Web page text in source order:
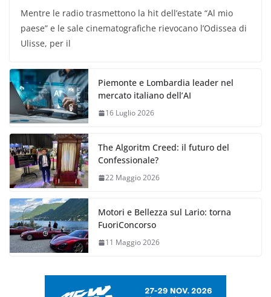
Mentre le radio trasmettono la hit dell’estate “Al mio
paese” e le sale cinematografiche rievocano l’Odissea di
Ulisse, per il
Piemonte e Lombardia leader nel
mercato italiano dell’AI
16 Luglio 2026
The Algoritm Creed: il futuro del
Confessionale?
22 Maggio 2026
Motori e Bellezza sul Lario: torna
FuoriConcorso
11 Maggio 2026